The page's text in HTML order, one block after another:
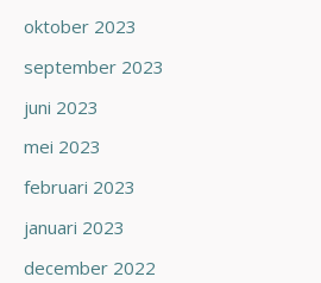
oktober 2023
september 2023
juni 2023
mei 2023
februari 2023
januari 2023
december 2022